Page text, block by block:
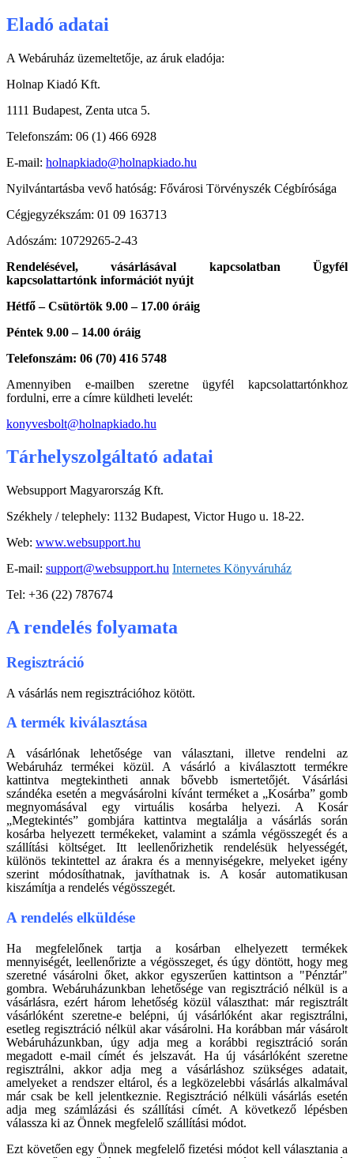
Eladó adatai
A Webáruház üzemeltetője, az áruk eladója:
Holnap Kiadó Kft.
1111 Budapest, Zenta utca 5.
Telefonszám: 06 (1) 466 6928
E-mail: holnapkiado@holnapkiado.hu
Nyilvántartásba vevő hatóság: Fővárosi Törvényszék Cégbírósága
Cégjegyzékszám: 01 09 163713
Adószám: 10729265-2-43
Rendelésével, vásárlásával kapcsolatban Ügyfél
kapcsolattartónk információt nyújt
Hétfő – Csütörtök 9.00 – 17.00 óráig
Péntek 9.00 – 14.00 óráig
Telefonszám: 06 (70) 416 5748
Amennyiben e-mailben szeretne ügyfél kapcsolattartónkhoz
fordulni, erre a címre küldheti levelét:
konyvesbolt@holnapkiado.hu
Tárhelyszolgáltató adatai
Websupport Magyarország Kft.
Székhely / telephely: 1132 Budapest, Victor Hugo u. 18-22.
Web: www.websupport.hu
E-mail: support@websupport.hu Internetes Könyváruház
Tel: +36 (22) 787674
A rendelés folyamata
Regisztráció
A vásárlás nem regisztrációhoz kötött.
A termék kiválasztása
A vásárlónak lehetősége van választani, illetve rendelni az
Webáruház termékei közül. A vásárló a kiválasztott termékre
kattintva megtekintheti annak bővebb ismertetőjét. Vásárlási
szándéka esetén a megvásárolni kívánt terméket a „Kosárba” gomb
megnyomásával egy virtuális kosárba helyezi. A Kosár
„Megtekintés” gombjára kattintva megtalálja a vásárlás során
kosárba helyezett termékeket, valamint a számla végösszegét és a
szállítási költséget. Itt leellenőrizhetik rendelésük helyességét,
különös tekintettel az árakra és a mennyiségekre, melyeket igény
szerint módosíthatnak, javíthatnak is. A kosár automatikusan
kiszámítja a rendelés végösszegét.
A rendelés elküldése
Ha megfelelőnek tartja a kosárban elhelyezett termékek
mennyiségét, leellenőrizte a végösszeget, és úgy döntött, hogy meg
szeretné vásárolni őket, akkor egyszerűen kattintson a "Pénztár"
gombra. Webáruházunkban lehetősége van regisztráció nélkül is a
vásárlásra, ezért három lehetőség közül választhat: már regisztrált
vásárlóként szeretne-e belépni, új vásárlóként akar regisztrálni,
esetleg regisztráció nélkül akar vásárolni. Ha korábban már vásárolt
Webáruházunkban, úgy adja meg a korábbi regisztráció során
megadott e-mail címét és jelszavát. Ha új vásárlóként szeretne
regisztrálni, akkor adja meg a vásárláshoz szükséges adatait,
amelyeket a rendszer eltárol, és a legközelebbi vásárlás alkalmával
már csak be kell jelentkeznie. Regisztráció nélküli vásárlás esetén
adja meg számlázási és szállítási címét. A következő lépésben
válassza ki az Önnek megfelelő szállítási módot.
Ezt követően egy Önnek megfelelő fizetési módot kell választania a